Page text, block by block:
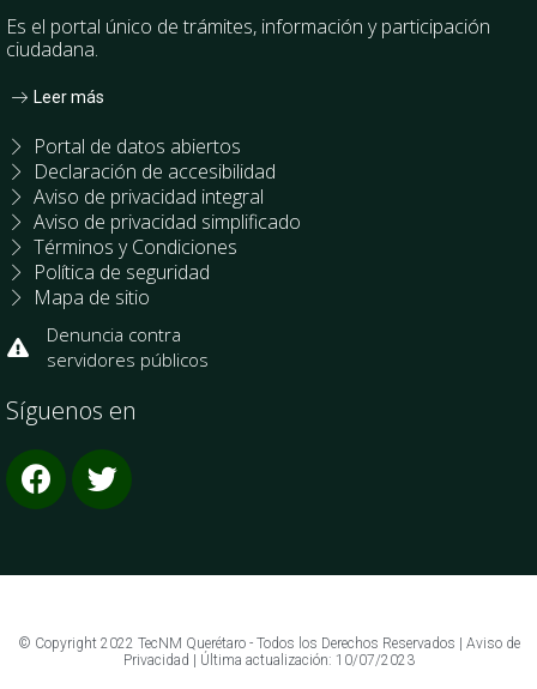
Es el portal único de trámites, información y participación
ciudadana.
Leer más
Portal de datos abiertos
Declaración de accesibilidad
Aviso de privacidad integral
Aviso de privacidad simplificado
Términos y Condiciones
Política de seguridad
Mapa de sitio
Denuncia contra
servidores públicos
Síguenos en
© Copyright 2022 TecNM Querétaro - Todos los Derechos Reservados | Aviso de
Privacidad | Última actualización: 10/07/2023